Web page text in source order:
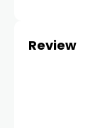
Review